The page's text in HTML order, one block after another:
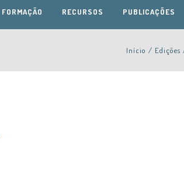
FORMAÇÃO RECURSOS PUBLICAÇÕES
Início / Edições